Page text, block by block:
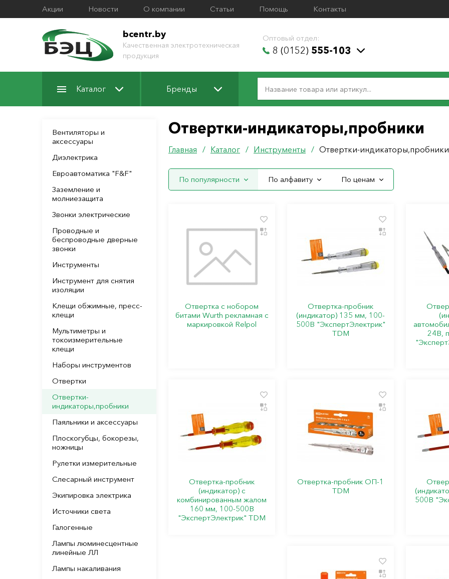
Акции Новости О компании Статьи Помощь Контакты
bcentr.by
Качественная электротехническая
продукция
Оптовый отдел:
8 (0152) 555-103
Каталог Бренды
Вентиляторы и
аксессуары
Диэлектрика
Евроавтоматика "F&F"
Заземление и
молниезащита
Звонки электрические
Проводные и
беспроводные дверные
звонки
Инструменты
Инструмент для снятия
изоляции
Клещи обжимные, пресс-
клещи
Мультиметры и
токоизмерительные
клещи
Наборы инструментов
Отвертки
Отвертки-
индикаторы,пробники
Паяльники и аксессуары
Плоскогубцы, бокорезы,
ножницы
Рулетки измерительные
Слесарный инструмент
Экипировка электрика
Источники света
Галогенные
Лампы люминесцентные
линейные ЛЛ
Лампы накаливания
Отвертки-индикаторы,пробники
Главная / Каталог / Инструменты / Отвертки-индикаторы,пробники
По популярности По алфавиту По ценам
Отвертка с нобором
битами Wurth рекламная с
маркировкой Relpol
Отвертка-пробник
(индикатор) 135 мм, 100-
500В "ЭкспертЭлектрик"
TDM
24В,
Отвертка-пробник
(индикатор) с
комбинированным жалом
160 мм, 100-500В
"ЭкспертЭлектрик" TDM
Отвертка-пробник ОП-1
TDM
500В